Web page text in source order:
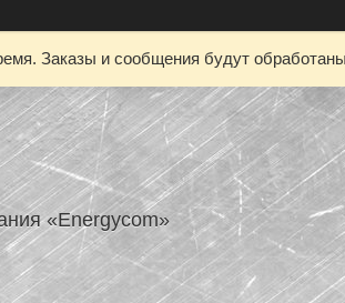
Заказы и сообщения будут
«Energycom»